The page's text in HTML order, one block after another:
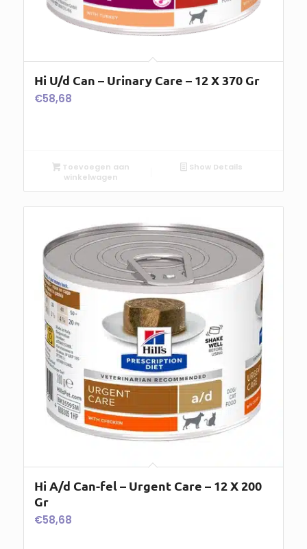
Hi U/d Can – Urinary Care – 12 X 370 Gr
€58,68
Toevoegen aan
winkelwagen
Show Details
Hi A/d Can-fel – Urgent Care – 12 X 200
Gr
€58,68